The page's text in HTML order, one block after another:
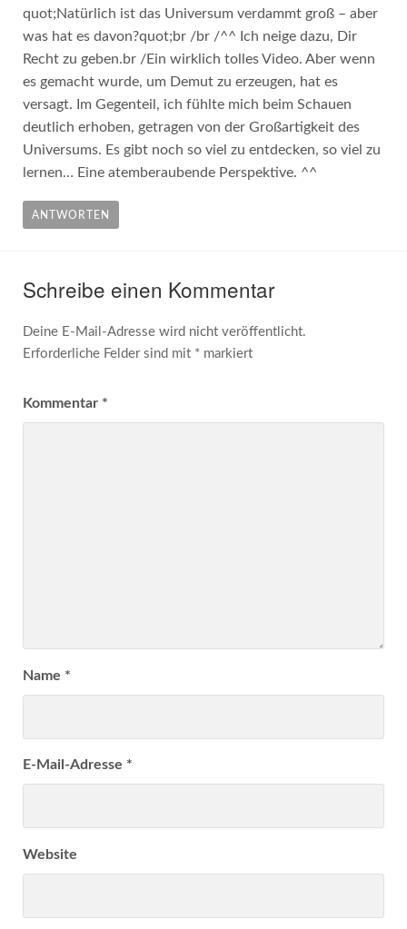
quot;Natürlich ist das Universum verdammt groß – aber
was hat es davon?quot;br /br /^^ Ich neige dazu, Dir
Recht zu geben.br /Ein wirklich tolles Video. Aber wenn
es gemacht wurde, um Demut zu erzeugen, hat es
versagt. Im Gegenteil, ich fühlte mich beim Schauen
deutlich erhoben, getragen von der Großartigkeit des
Universums. Es gibt noch so viel zu entdecken, so viel zu
lernen… Eine atemberaubende Perspektive. ^^
ANTWORTEN
Schreibe einen Kommentar
Deine E-Mail-Adresse wird nicht veröffentlicht.
Erforderliche Felder sind mit *markiert
Kommentar *
Name *
E-Mail-Adresse *
Website